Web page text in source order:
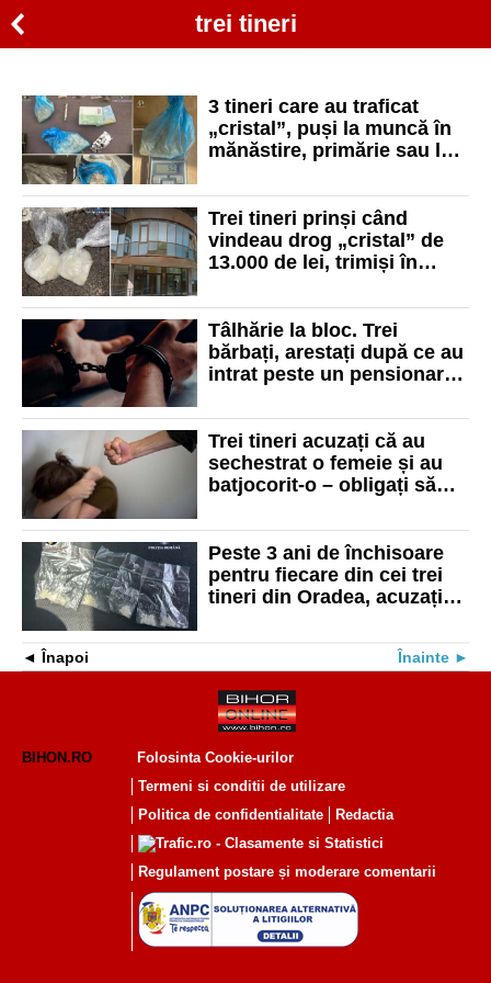
trei tineri
3 tineri care au traficat
„cristal”, puși la muncă în
mănăstire, primărie sau la
condamnați cu executare
Trei tineri prinși când
vindeau drog „cristal” de
13.000 de lei, trimiși în
Tâlhărie la bloc. Trei
bărbați, arestați după ce au
intrat peste un pensionar
banii și țigările
Trei tineri acuzați că au
sechestrat o femeie și au
batjocorit-o – obligați să
20.000 de euro
Peste 3 ani de închisoare
pentru fiecare din cei trei
tineri din Oradea, acuzați
Înapoi Înainte
BIHON.RO
Folosinta Cookie-urilor
Termeni si conditii de utilizare
Politica de confidentialitate
Redactia
Regulament postare și moderare comentarii